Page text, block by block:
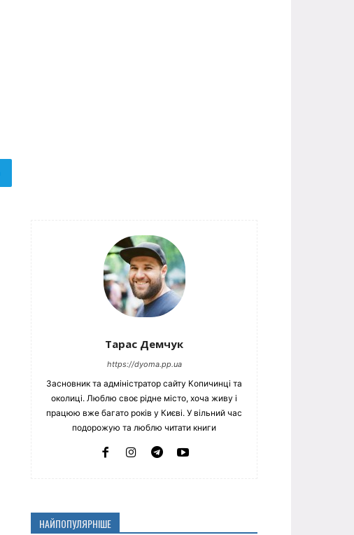
Тарас Демчук
https://dyoma.pp.ua
Засновник та адміністратор сайту Копичинці та
околиці. Люблю своє рідне місто, хоча живу і
працюю вже багато років у Києві. У вільний час
подорожую та люблю читати книги
НАЙПОПУЛЯРНІШЕ